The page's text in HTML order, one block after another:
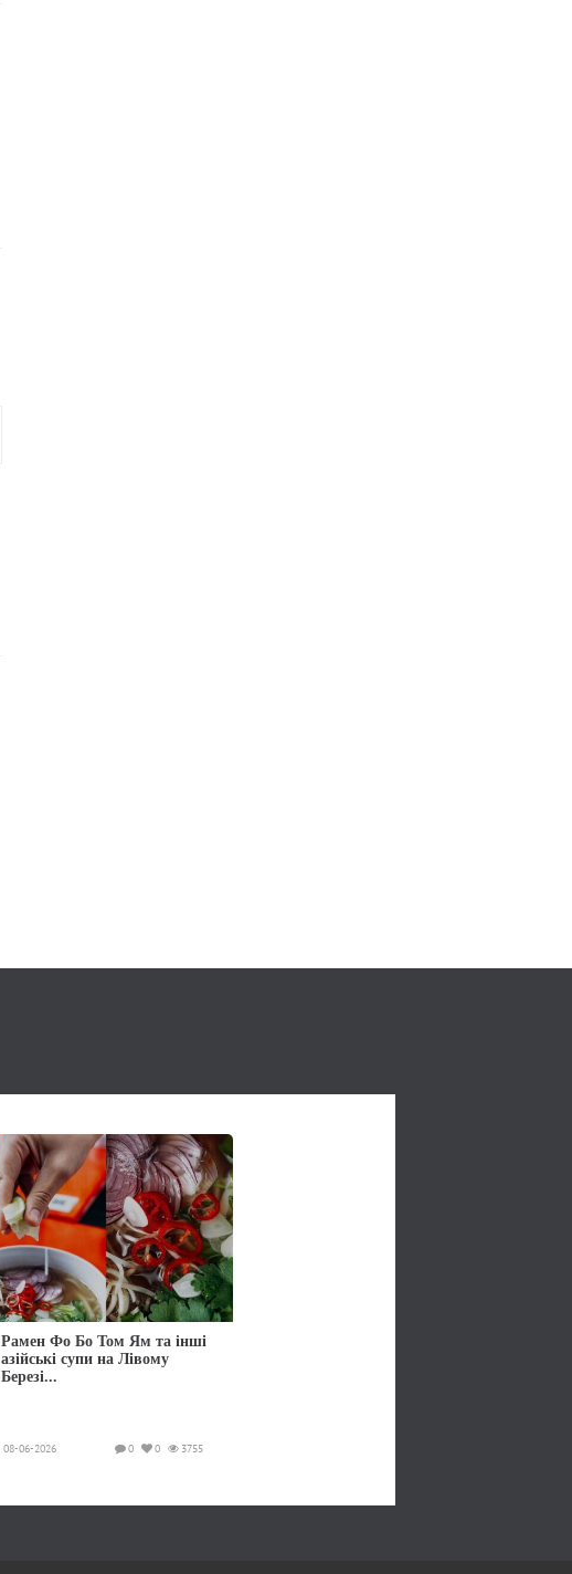
Рамен Фо Бо Том Ям та інші
азійські супи на Лівому
Березі...
08-06-2026 3755
0
0